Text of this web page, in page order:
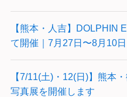
【熊本・人吉】DOLPHIN
て開催｜7月27日〜8月10日
【7/11(土)・12(日)】熊本
写真展を開催します